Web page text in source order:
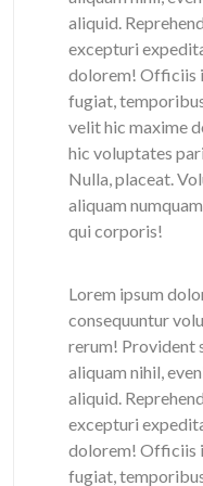
aliquid.
excepturi
dolorem! Officiis
fugiat,
velit hic maxime
hic voluptates
Nulla, placeat.
aliquam
qui corporis!
Lorem ipsum
consequuntur
rerum! Provident
aliquam nihil,
aliquid.
excepturi
dolorem! Officiis
fugiat,